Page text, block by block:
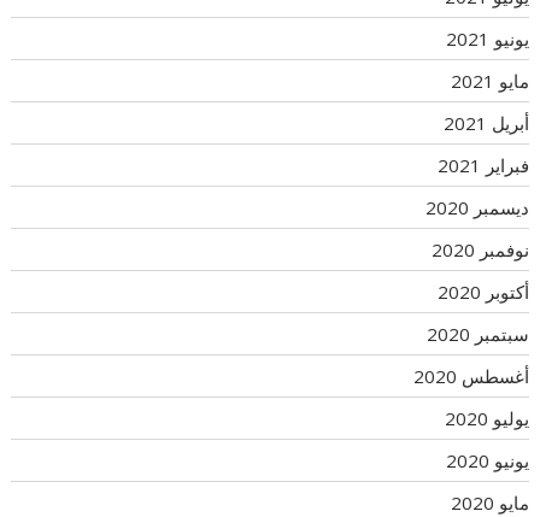
يونيو 2021
مايو 2021
أبريل 2021
فبراير 2021
ديسمبر 2020
نوفمبر 2020
أكتوبر 2020
سبتمبر 2020
أغسطس 2020
يوليو 2020
يونيو 2020
مايو 2020